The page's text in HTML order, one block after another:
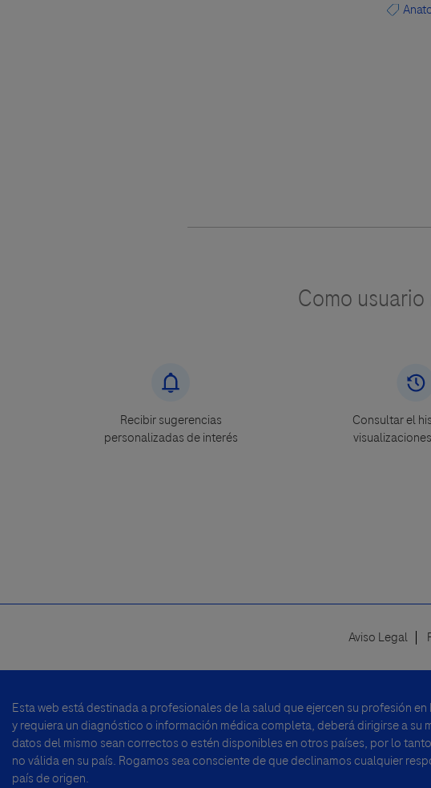
Como
Recibir sugerencias
personalizadas de interés
Consultar el
Footer
Aviso Legal
Esta web está destinada a profesionales de la salud que ejercen su profesión
y requiera un diagnóstico o información médica completa, deberá dirigirse a
datos del mismo sean correctos o estén disponibles en otros países, por lo
no válida en su país. Rogamos sea consciente de que declinamos cualquier
país de origen.